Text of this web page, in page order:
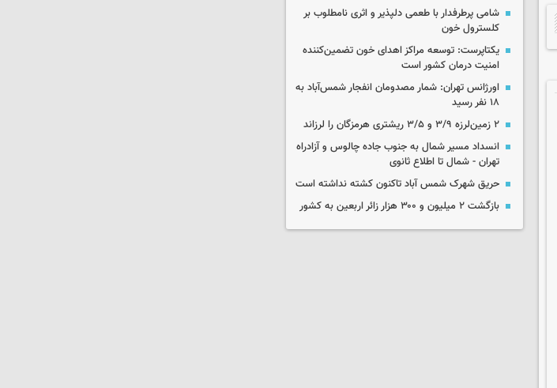
شامی پرطرفدار با طعمی دلپذیر و اثری نامطلوب بر
کلسترول خون
یکتاپرست: توسعه مراکز اهدای خون تضمین‌کننده
امنیت درمان کشور است
اورژانس تهران: شمار مصدومان انفجار شمس‌آباد به
۱۸ نفر رسید
۲ زمین‌لرزه ۳/۹ و ۳/۵ ریشتری هرمزگان را لرزاند
انسداد مسیر شمال به جنوب جاده چالوس و آزادراه
تهران - شمال تا اطلاع ثانوی
حریق شهرک شمس آباد تاکنون کشته نداشته است
بازگشت ۲ میلیون و ۳۰۰ هزار زائر اربعین به کشور